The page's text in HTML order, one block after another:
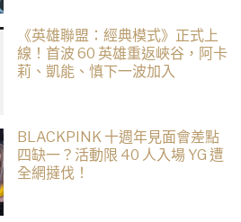
《英雄聯盟：經典模式》正式上
線！首波 60 英雄重返峽谷，阿卡
莉、凱能、慎下一波加入
BLACKPINK 十週年見面會差點
四缺一？活動限 40 人入場 YG 遭
全網撻伐！